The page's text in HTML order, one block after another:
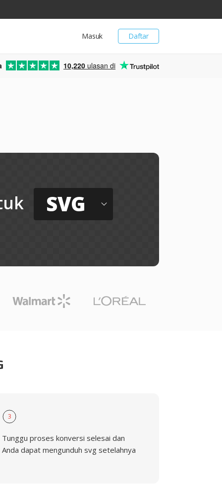
Daftar
Masuk
10,220 ulasan di
SVG
3
Tunggu proses konversi selesai dan
Anda dapat mengunduh svg setelahnya